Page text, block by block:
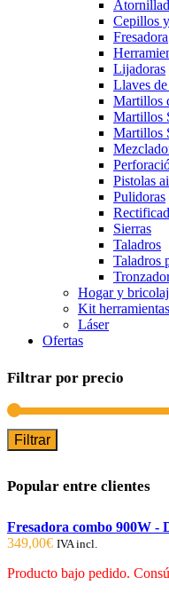
Cepillos
Fresadora
Lijadoras
Llaves
Martillos
Martillos
Martillos
Pistolas
Pulidoras
Sierras
Taladros
Taladros
Hogar y
Kit herramientas
Láser
Ofertas
Filtrar por precio
Filtrar
Popular entre clientes
Fresadora combo 900W -
349,00€ IVA incl.
Producto bajo pedido.